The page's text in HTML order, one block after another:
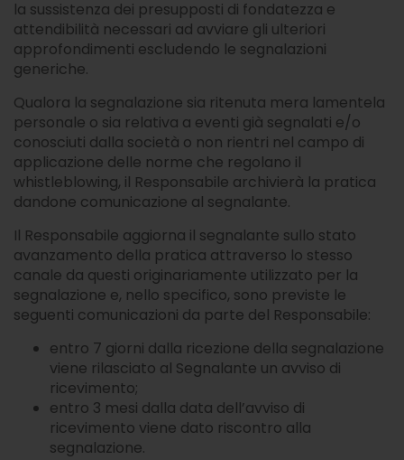
la sussistenza dei presupposti di fondatezza e
attendibilità necessari ad avviare gli ulteriori
approfondimenti escludendo le segnalazioni
generiche.
Qualora la segnalazione sia ritenuta mera lamentela
personale o sia relativa a eventi già segnalati e/o
conosciuti dalla società o non rientri nel campo di
applicazione delle norme che regolano il
whistleblowing, il Responsabile archivierà la pratica
dandone comunicazione al segnalante.
Il Responsabile aggiorna il segnalante sullo stato
avanzamento della pratica attraverso lo stesso
canale da questi originariamente utilizzato per la
segnalazione e, nello specifico, sono previste le
seguenti comunicazioni da parte del Responsabile:
entro 7 giorni dalla ricezione della segnalazione
viene rilasciato al Segnalante un avviso di
ricevimento;
entro 3 mesi dalla data dell’avviso di
ricevimento viene dato riscontro alla
segnalazione.